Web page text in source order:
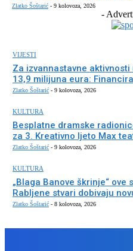
Zlatko Šoštarić - 9 kolovoza, 2026
-
VIJESTI
Za izvannastavne
13,9 milijuna eura:
Zlatko Šoštarić - 9 kolovoza, 2026
KULTURA
Besplatne dramske
za 3. Kreativno ljeto Max
Zlatko Šoštarić - 9 kolovoza, 2026
KULTURA
„Blaga Banove škrinje“
Rabljene stvari dobivaju
Zlatko Šoštarić - 8 kolovoza, 2026